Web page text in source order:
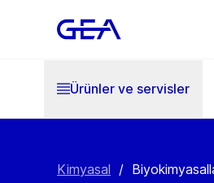
Ürünler ve servisler
Kimyasal /